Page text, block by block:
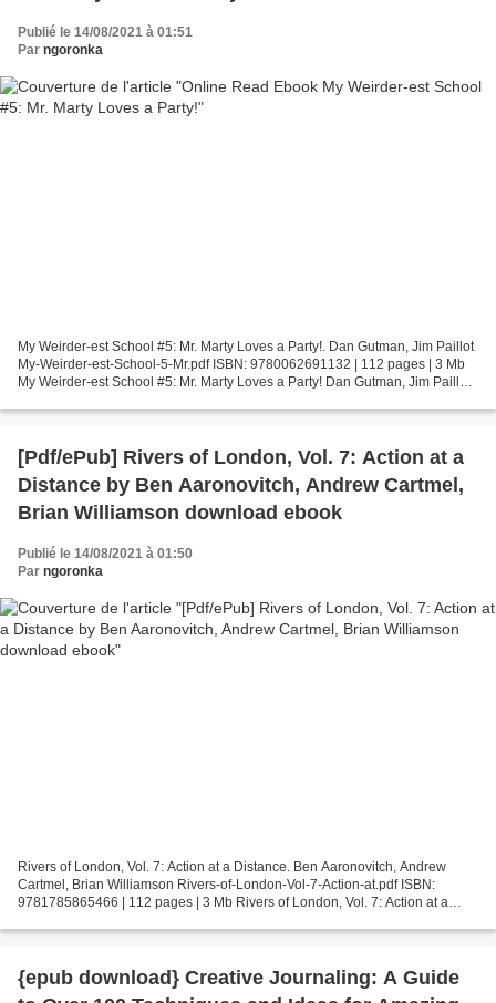
Publié le 14/08/2021 à 01:51
Par ngoronka
My Weirder-est School #5: Mr. Marty Loves a Party!. Dan Gutman, Jim Paillot
My-Weirder-est-School-5-Mr.pdf ISBN: 9780062691132 | 112 pages | 3 Mb
My Weirder-est School #5: Mr. Marty Loves a Party! Dan Gutman, Jim Paillot
[Pdf/ePub] Rivers of London, Vol. 7: Action at a
Distance by Ben Aaronovitch, Andrew Cartmel,
Brian Williamson download ebook
Publié le 14/08/2021 à 01:50
Par ngoronka
Rivers of London, Vol. 7: Action at a Distance. Ben Aaronovitch, Andrew
Cartmel, Brian Williamson Rivers-of-London-Vol-7-Action-at.pdf ISBN:
9781785865466 | 112 pages | 3 Mb Rivers of London, Vol. 7: Action at a
{epub download} Creative Journaling: A Guide